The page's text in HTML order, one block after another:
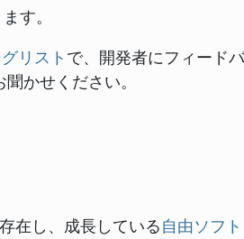
す。
リスト で、開発者にフィード
かせください。
在し、成長している自由ソフ